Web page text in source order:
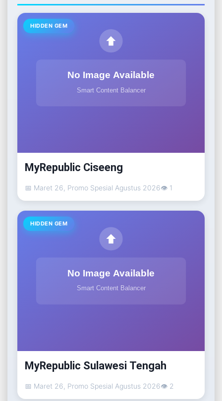
HIDDEN GEM
MyRepublic Ciseeng
📅 Maret 26, Promo Spesial Agustus 2026👁 1
HIDDEN GEM
MyRepublic Sulawesi Tengah
📅 Maret 26, Promo Spesial Agustus 2026👁 2